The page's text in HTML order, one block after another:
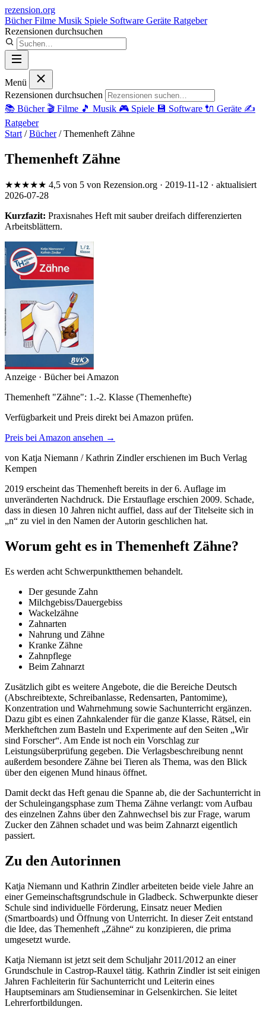
rezension.org
BücherFilme Musik Spiele Software Geräte Ratgeber
Rezensionen durchsuchen
Menü
Rezensionen durchsuchen
📚 Bücher 🎬 Filme 🎵 Musik 🎮 Spiele 💾 Software 🔌 Geräte ✍️
Ratgeber
Start / Bücher / Themenheft Zähne
Themenheft Zähne
★★★★★ 4,5 von 5 von Rezension.org · 2019-11-12 · aktualisiert
2026-07-28
Kurzfazit: Praxisnahes Heft mit sauber dreifach differenzierten
Arbeitsblättern.
Anzeige · Bücher bei Amazon
Themenheft "Zähne": 1.-2. Klasse (Themenhefte)
Verfügbarkeit und Preis direkt bei Amazon prüfen.
Preis bei Amazon ansehen →
von Katja Niemann / Kathrin Zindler erschienen im Buch Verlag
Kempen
2019 erscheint das Themenheft bereits in der 6. Auflage im
unveränderten Nachdruck. Die Erstauflage erschien 2009. Schade,
dass in diesen 10 Jahren nicht auffiel, dass auf der Titelseite sich in
„n“ zu viel in den Namen der Autorin geschlichen hat.
Worum geht es in Themenheft Zähne?
Es werden acht Schwerpunktthemen behandelt.
Der gesunde Zahn
Milchgebiss/Dauergebiss
Wackelzähne
Zahnarten
Nahrung und Zähne
Kranke Zähne
Zahnpflege
Beim Zahnarzt
Zusätzlich gibt es weitere Angebote, die die Bereiche Deutsch
(Abschreibtexte, Schreibanlasse, Redensarten, Pantomime),
Konzentration und Wahrnehmung sowie Sachunterricht ergänzen.
Dazu gibt es einen Zahnkalender für die ganze Klasse, Rätsel, ein
Merkheftchen zum Basteln und Experimente auf den Seiten „Wir
sind Forscher“. Am Ende ist noch ein Vorschlag zur
Leistungsüberprüfung gegeben. Die Verlagsbeschreibung nennt
außerdem besondere Zähne bei Tieren als Thema, was den Blick
über den eigenen Mund hinaus öffnet.
Damit deckt das Heft genau die Spanne ab, die der Sachunterricht in
der Schuleingangsphase zum Thema Zähne verlangt: vom Aufbau
des einzelnen Zahns über den Zahnwechsel bis zur Frage, warum
Zucker den Zähnen schadet und was beim Zahnarzt eigentlich
passiert.
Zu den Autorinnen
Katja Niemann und Kathrin Zindler arbeiteten beide viele Jahre an
einer Gemeinschaftsgrundschule in Gladbeck. Schwerpunkte dieser
Schule sind individuelle Förderung, Einsatz neuer Medien
(Smartboards) und Öffnung von Unterricht. In dieser Zeit entstand
die Idee, das Themenheft „Zähne“ zu konzipieren, die prima
umgesetzt wurde.
Katja Niemann ist jetzt seit dem Schuljahr 2011/2012 an einer
Grundschule in Castrop-Rauxel tätig. Kathrin Zindler ist seit einigen
Jahren Fachleiterin für Sachunterricht und Leiterin eines
Hauptseminars am Studienseminar in Gelsenkirchen. Sie leitet
Lehrerfortbildungen.